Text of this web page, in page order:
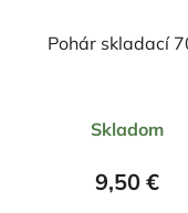
Pohár skladací
Skladom
9,50 €